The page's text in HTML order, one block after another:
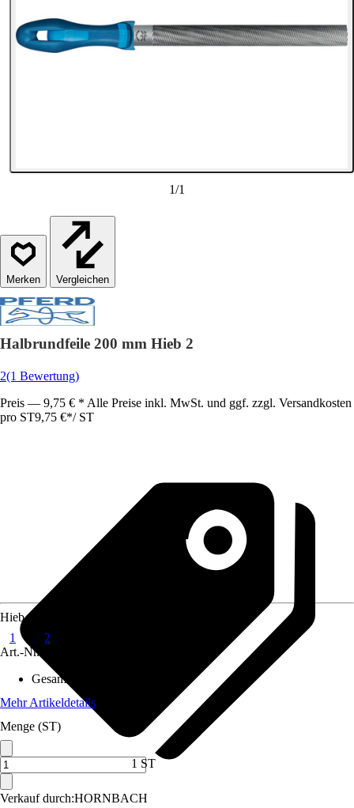
1/1
Vergleichen
Halbrundfeile 200 mm Hieb 2
2(1 Bewertung)
Preis — 9,75 € * Alle Preise inkl. MwSt. und ggf. zzgl. Versandkosten
pro ST9,75 €*/ ST
Verkauf durch:HORNBACH
Hieb
1
2
Art.-Nr.
Gesamtlänge
Mehr Artikeldetails
Menge (ST)
1 ST